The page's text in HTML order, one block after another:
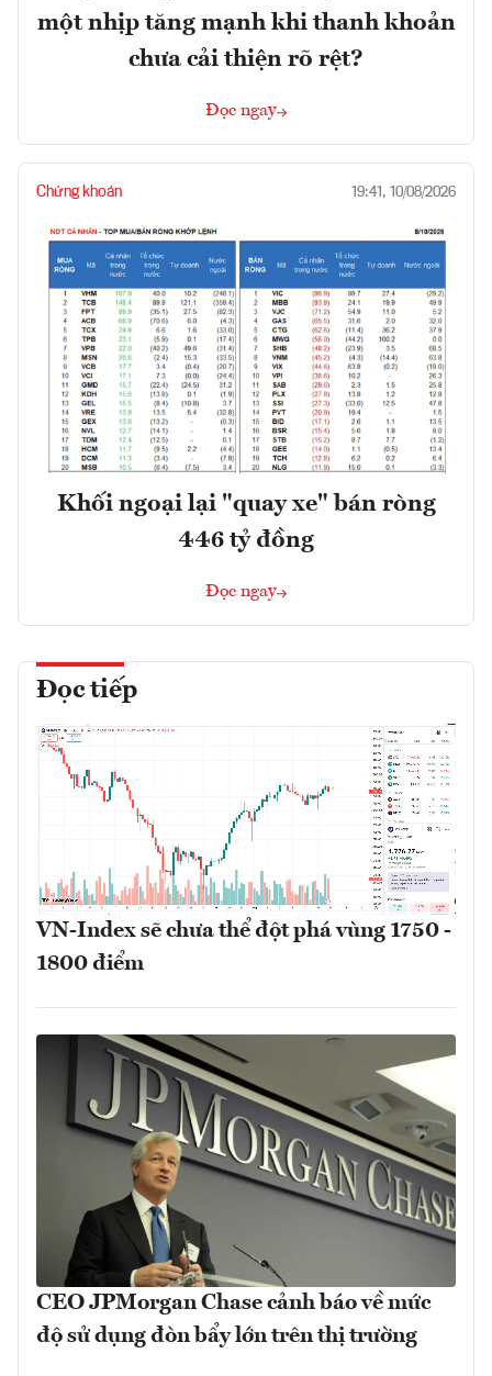
một nhịp tăng mạnh khi thanh khoản
chưa cải thiện rõ rệt?
Đọc ngay
Chứng khoán 19:41, 10/08/2026
Khối ngoại lại "quay xe" bán ròng
446 tỷ đồng
Đọc ngay
Đọc tiếp
VN-Index sẽ chưa thể đột phá vùng 1750 -
1800 điểm
CEO JPMorgan Chase cảnh báo về mức
độ sử dụng đòn bẩy lớn trên thị trường